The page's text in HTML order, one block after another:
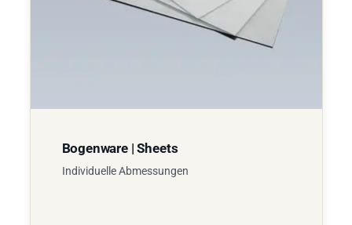
Bogenware | Sheets
Individuelle Abmessungen